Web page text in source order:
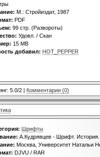
М.: Стройиздат, 1987
PDF
99 стр. (Развороты)
Удовл. / Скан
15 MB
добавил: HOT_PEPPER
5.0/2 | Комментарии (0)
Шрифты
А.Кудрявцев - Шрифт. История.
Москва, Университет Натальи
DJVU / RAR